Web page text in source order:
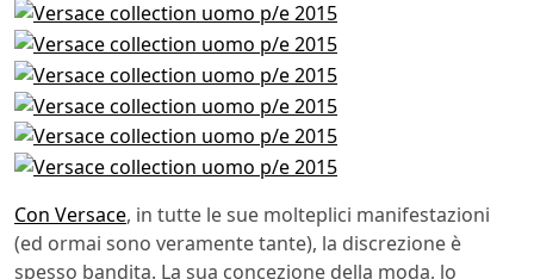
Con Versace, in tutte le sue molteplici manifestazioni
(ed ormai sono veramente tante), la discrezione è
spesso bandita. La sua concezione della moda, lo